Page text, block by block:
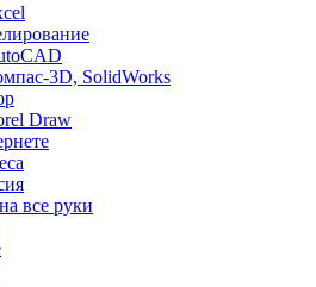
3D, SolidWorks
Draw
все руки